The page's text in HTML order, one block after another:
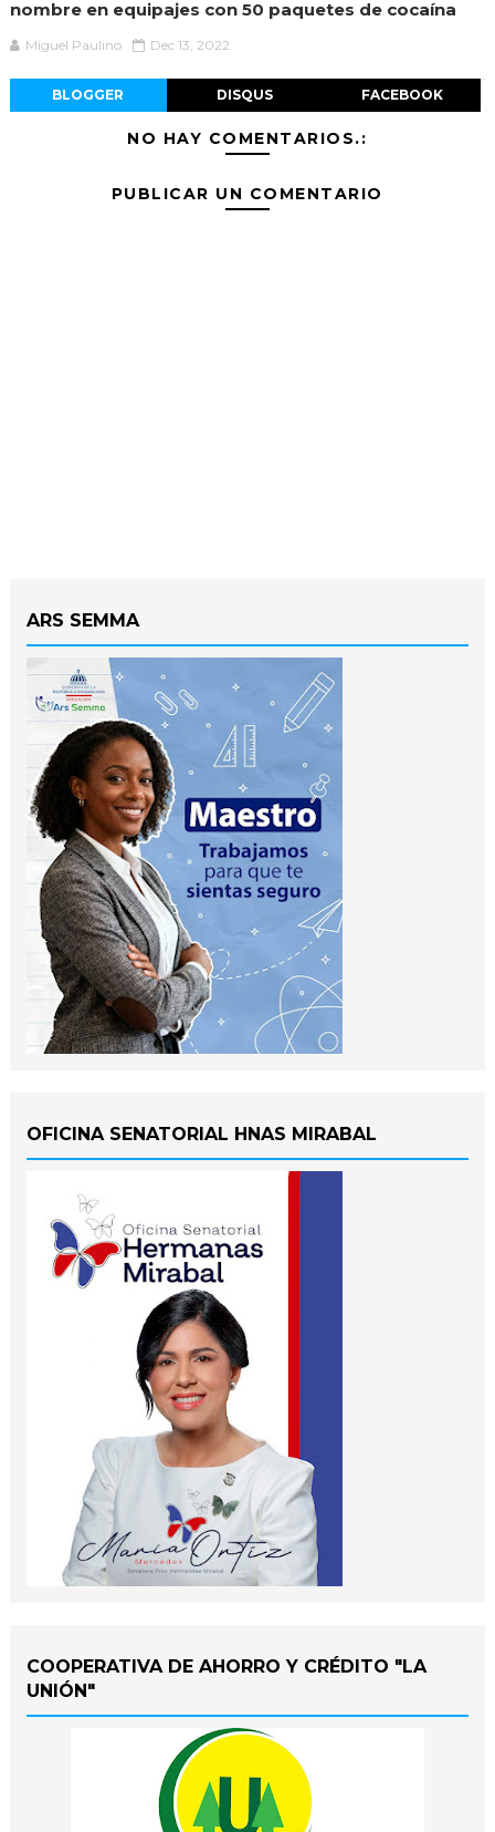
nombre en equipajes con 50 paquetes de cocaína
Miguel Paulino Dec 13, 2022
BLOGGER DISQUS FACEBOOK
NO HAY COMENTARIOS.:
PUBLICAR UN COMENTARIO
ARS SEMMA
OFICINA SENATORIAL HNAS MIRABAL
COOPERATIVA DE AHORRO Y CRÉDITO "LA
UNIÓN"